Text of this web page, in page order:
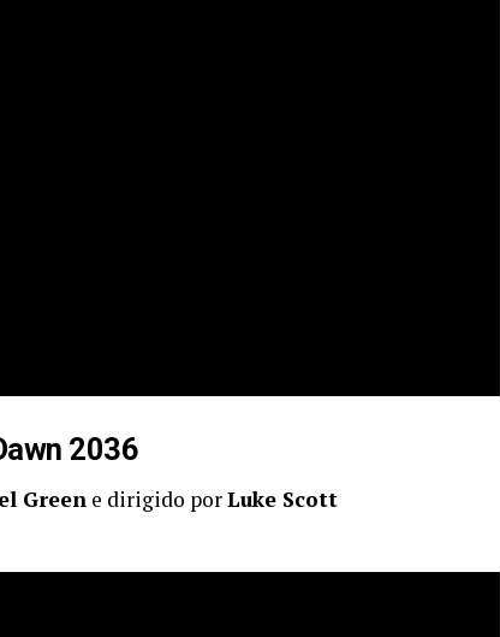
2036
Green e dirigido porLuke Scott